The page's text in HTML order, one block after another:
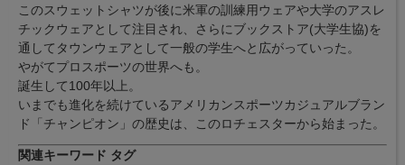
このスウェットシャツが後に米軍の訓練用ウェアや大学のアスレ
チックウェアとして注目され、さらにブックストア(大学生協)を
通してタウンウェアとして一般の学生へと広がっていった。
やがてプロスポーツの世界へも。
誕生して100年以上。
いまでも進化を続けているアメリカンスポーツカジュアルブラン
ド「チャンピオン」の歴史は、このロチェスターから始まった。
関連キーワード タグ